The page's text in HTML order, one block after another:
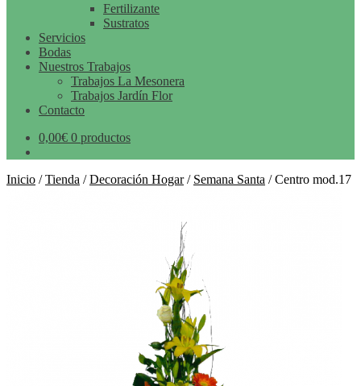
Fertilizante
Sustratos
Servicios
Bodas
Nuestros Trabajos
Trabajos La Mesonera
Trabajos Jardín Flor
Contacto
0,00€ 0 productos
Inicio /Tienda /Decoración Hogar/ Semana Santa /Centro mod.17